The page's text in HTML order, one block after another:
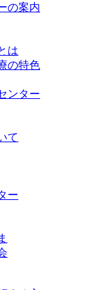
の案内
は
の特色
ンター
て
ー